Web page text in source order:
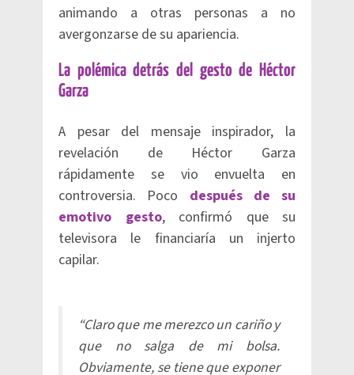
animando a otras personas a no
avergonzarse de su apariencia.
La polémica detrás del gesto de Héctor
Garza
A pesar del mensaje inspirador, la
revelación de Héctor Garza
rápidamente se vio envuelta en
controversia. Poco después de su
emotivo gesto, confirmó que su
televisora le financiaría un injerto
capilar.
“Claro que me merezco un cariño y
que no salga de mi bolsa.
Obviamente, se tiene que exponer